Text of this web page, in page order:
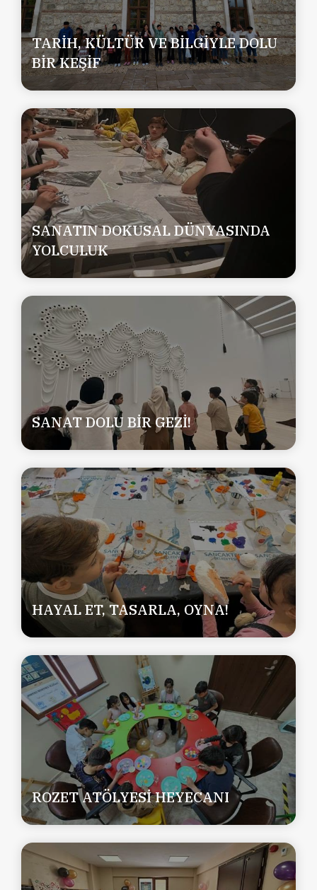
TARİH, KÜLTÜR VE BİLGİYLE DOLU
BİR KEŞİF
SANATIN DOKUSAL DÜNYASINDA
YOLCULUK
SANAT DOLU BİR GEZİ!
HAYAL ET, TASARLA, OYNA!
ROZET ATÖLYESİ HEYECANI